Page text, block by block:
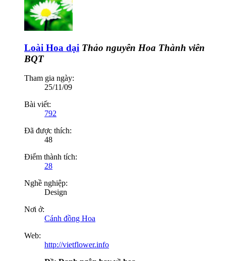
Loài Hoa dại Thảo nguyên Hoa Thành viên
BQT
Tham gia ngày:
25/11/09
Bài viết:
792
Đã được thích:
48
Điểm thành tích:
28
Nghề nghiệp:
Design
Nơi ở:
Cánh đồng Hoa
Web:
http://vietflower.info